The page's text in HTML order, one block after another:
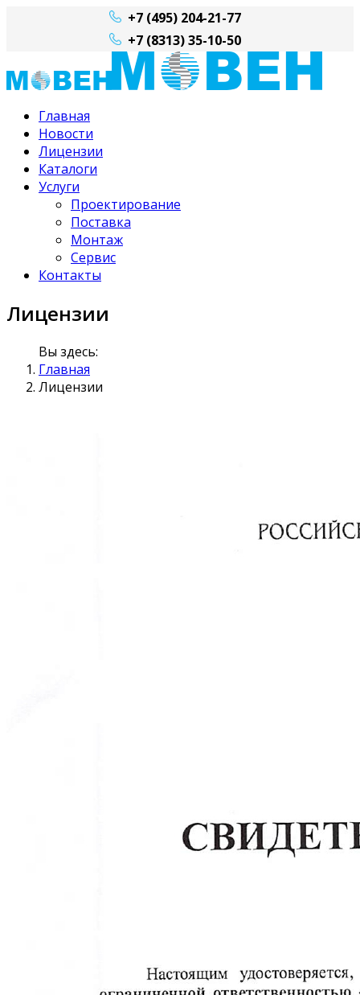
+7 (495) 204-21-77
+7 (8313) 35-10-50
Главная
Новости
Лицензии
Каталоги
Услуги
Проектирование
Поставка
Монтаж
Сервис
Контакты
Лицензии
Вы здесь:
Главная
Лицензии